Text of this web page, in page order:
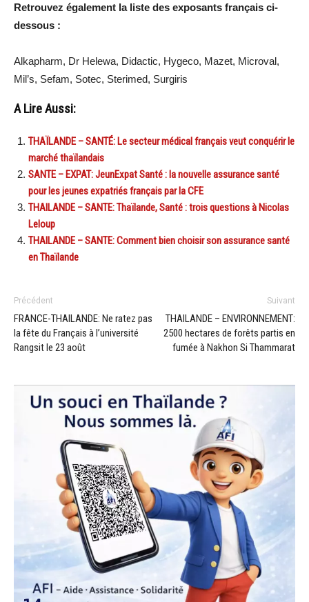
Retrouvez également la liste des exposants français ci-
dessous :
Alkapharm, Dr Helewa, Didactic, Hygeco, Mazet, Microval,
Mil’s, Sefam, Sotec, Sterimed, Surgiris
A Lire Aussi:
THAÏLANDE – SANTÉ: Le secteur médical français veut conquérir le
marché thaïlandais
SANTE – EXPAT: JeunExpat Santé : la nouvelle assurance santé
pour les jeunes expatriés français par la CFE
THAILANDE – SANTE: Thaïlande, Santé : trois questions à Nicolas
Leloup
THAILANDE – SANTE: Comment bien choisir son assurance santé
en Thaïlande
Précédent
FRANCE-THAILANDE: Ne ratez pas
la fête du Français à l’université
Rangsit le 23 août
Suivant
THAILANDE – ENVIRONNEMENT:
2500 hectares de forêts partis en
fumée à Nakhon Si Thammarat